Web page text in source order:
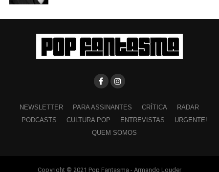
NEWSLETTER PARA ASSINANTES CRÍTICA
RADAR
PODCASTS
CULTURA POP ENTREVISTAS
URGENTE!
QUEM SOMOS
Copyright © 2021 Pop Fantasma - Armando Louder